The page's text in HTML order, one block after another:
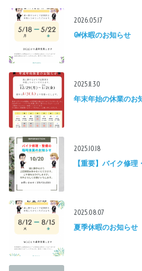
2026.05.17
GW休暇のお知らせ
2025.11.30
年末年始の休業のお
2025.10.18
【重要】バイク修
2025.08.07
夏季休暇のお知らせ